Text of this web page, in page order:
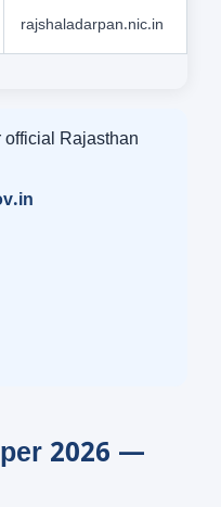
rajshaladarpan.nic.in
official Rajasthan
2026 —